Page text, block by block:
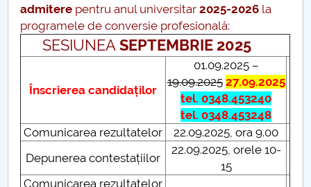
Centrul de Consiliere și Orientare în Carieră
Chestionar angajabilitate ALUMNI – UPB
CAR2026
MENIU CANTINA
ADMITERE LICENȚĂ -FSEFI
admitere pentru anul universitar2025-2026 la
programele de conversie profesională:
SESIUNEA SEPTEMBRIE 2025
Înscrierea candidaților
01.09.2025 –
19.09.2025 27.09.2025
tel. 0348.453240
tel. 0348.453248
Comunicarea rezultatelor
22.09.2025, ora 9.00
Depunerea contestațiilor
22.09.2025, orele 10-
15
Comunicarea rezultatelor